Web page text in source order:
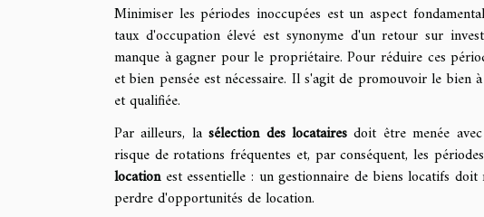
Minimiser les périodes inoccupées est un aspect
taux d'occupation élevé est synonyme d'un retour sur
manque à gagner pour le propriétaire. Pour réduire ces
et bien pensée est nécessaire. Il s'agit de promouvoir le bien
et qualifiée.
Par ailleurs, lasélection des locatairesdoit être menée
risque de rotations fréquentes et, par conséquent, les
locationest essentielle : un gestionnaire de biens locatifs
perdre d'opportunités de location.